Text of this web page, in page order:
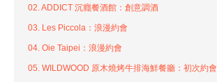
02. ADDICT 沉癮餐酒館：創意調酒
03. Les Piccola：浪漫約會
04. Oie Taipei：浪漫約會
05. WILDWOOD 原木燒烤牛排海鮮餐廳：初次約會